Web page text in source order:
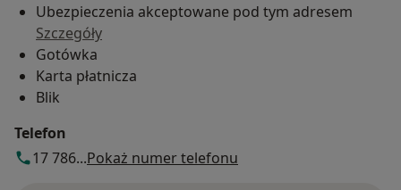
Ubezpieczenia akceptowane pod tym adresem
Szczegóły
Gotówka
Karta płatnicza
Blik
Telefon
17 786...Pokaż numer telefonu